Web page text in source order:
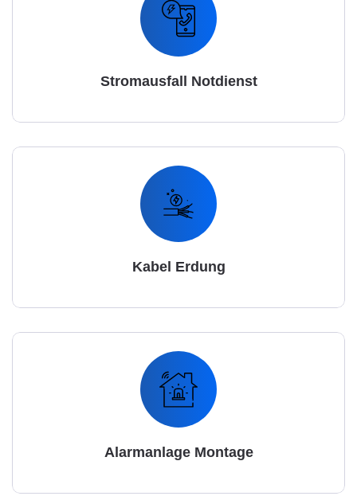
Stromausfall Notdienst
Kabel Erdung
Alarmanlage Montage